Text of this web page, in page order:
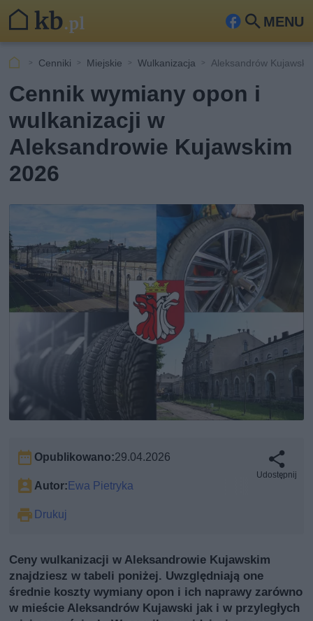
MENU
Fa
ook
Szu
kaj
Cenniki Miejskie Wulkanizacja Aleksandrów Kujawski
Cennik wymiany opon i
wulkanizacji w
Aleksandrowie Kujawskim
2026
Opublikowano:29.04.2026
Autor: Ewa Pietryka
Drukuj
Udostępnij
Ceny wulkanizacji w Aleksandrowie Kujawskim
znajdziesz w tabeli poniżej. Uwzględniają one
średnie koszty wymiany opon i ich naprawy zarówno
w mieście Aleksandrów Kujawski jak i w przyległych